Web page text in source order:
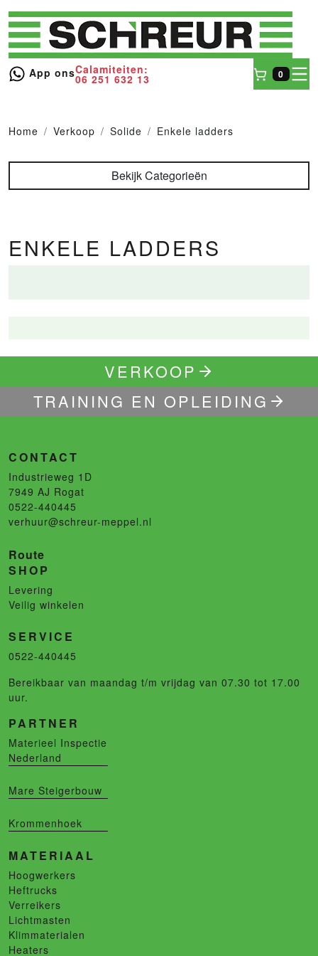
App onsCalamiteiten:
06 251 632 13 0
Home Verkoop Solide Enkele ladders
Bekijk Categorieën
ENKELE LADDERS
VERKOOP
TRAINING EN OPLEIDING
CONTACT
Industrieweg 1D
7949 AJ Rogat
0522-440445
verhuur@schreur-meppel.nl
Route
MATERIAAL
Hoogwerkers
Heftrucks
Verreikers
Lichtmasten
Klimmaterialen
Heaters
SHOP
Levering
Veilig winkelen
SERVICE
0522-440445
Bereikbaar van maandag t/m vrijdag van 07.30 tot 17.00
uur.
PARTNER
Materieel Inspectie
Nederland
Mare Steigerbouw
Krommenhoek